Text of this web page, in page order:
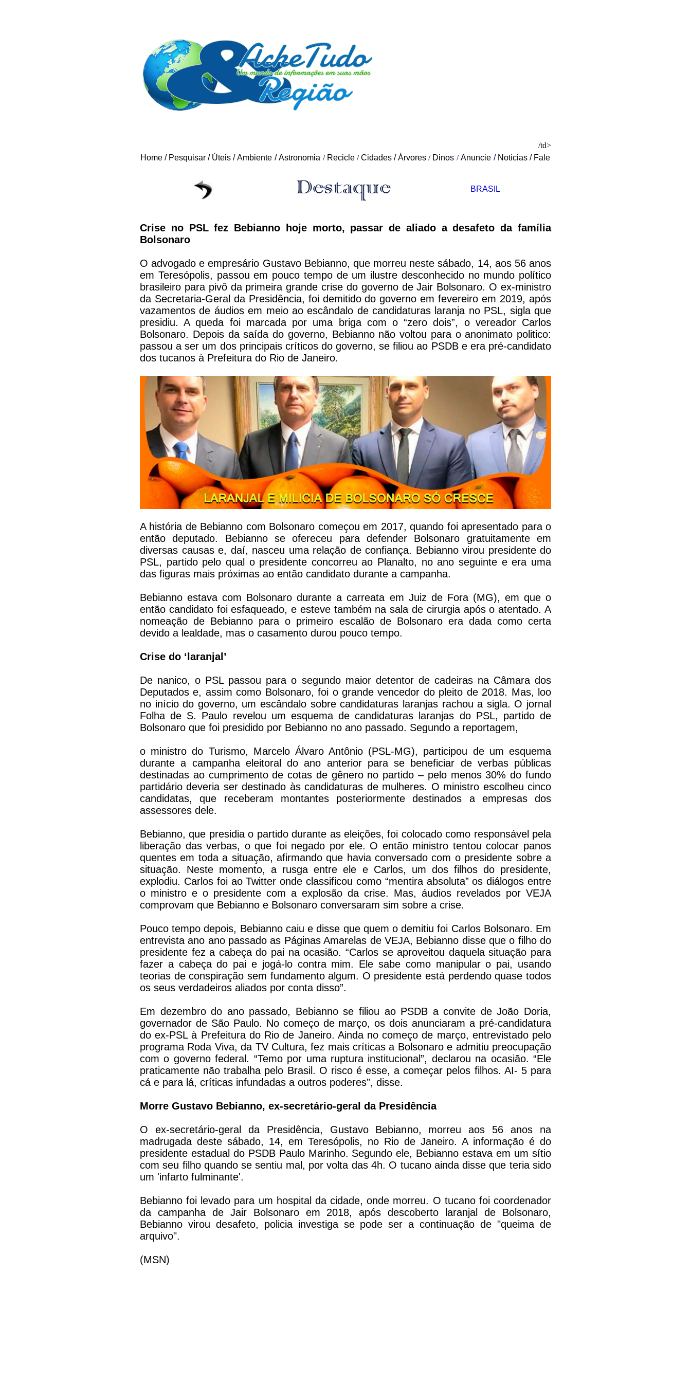
/td>
Home / Pesquisar / Úteis /Ambiente /Astronomia / Recicle /Cidades /Árvores / Dinos /Anuncie / Noticias / Fale
BRASIL
Crise no PSL fez Bebianno hoje morto, passar de aliado a desafeto da família
Bolsonaro
O advogado e empresário Gustavo Bebianno, que morreu neste sábado, 14, aos 56 anos
em Teresópolis, passou em pouco tempo de um ilustre desconhecido no mundo político
brasileiro para pivô da primeira grande crise do governo de Jair Bolsonaro. O ex-ministro
da Secretaria-Geral da Presidência, foi demitido do governo em fevereiro em 2019, após
vazamentos de áudios em meio ao escândalo de candidaturas laranja no PSL, sigla que
presidiu. A queda foi marcada por uma briga com o “zero dois”, o vereador Carlos
Bolsonaro. Depois da saída do governo, Bebianno não voltou para o anonimato politico:
passou a ser um dos principais críticos do governo, se filiou ao PSDB e era pré-candidato
dos tucanos à Prefeitura do Rio de Janeiro.
A história de Bebianno com Bolsonaro começou em 2017, quando foi apresentado para o
então deputado. Bebianno se ofereceu para defender Bolsonaro gratuitamente em
diversas causas e, daí, nasceu uma relação de confiança. Bebianno virou presidente do
PSL, partido pelo qual o presidente concorreu ao Planalto, no ano seguinte e era uma
das figuras mais próximas ao então candidato durante a campanha.
Bebianno estava com Bolsonaro durante a carreata em Juiz de Fora (MG), em que o
então candidato foi esfaqueado, e esteve também na sala de cirurgia após o atentado. A
nomeação de Bebianno para o primeiro escalão de Bolsonaro era dada como certa
devido a lealdade, mas o casamento durou pouco tempo.
Crise do ‘laranjal’
De nanico, o PSL passou para o segundo maior detentor de cadeiras na Câmara dos
Deputados e, assim como Bolsonaro, foi o grande vencedor do pleito de 2018. Mas, loo
no início do governo, um escândalo sobre candidaturas laranjas rachou a sigla. O jornal
Folha de S. Paulo revelou um esquema de candidaturas laranjas do PSL, partido de
Bolsonaro que foi presidido por Bebianno no ano passado. Segundo a reportagem,
o ministro do Turismo, Marcelo Álvaro Antônio (PSL-MG), participou de um esquema
durante a campanha eleitoral do ano anterior para se beneficiar de verbas públicas
destinadas ao cumprimento de cotas de gênero no partido – pelo menos 30% do fundo
partidário deveria ser destinado às candidaturas de mulheres. O ministro escolheu cinco
candidatas, que receberam montantes posteriormente destinados a empresas dos
assessores dele.
Bebianno, que presidia o partido durante as eleições, foi colocado como responsável pela
liberação das verbas, o que foi negado por ele. O então ministro tentou colocar panos
quentes em toda a situação, afirmando que havia conversado com o presidente sobre a
situação. Neste momento, a rusga entre ele e Carlos, um dos filhos do presidente,
explodiu. Carlos foi ao Twitter onde classificou como “mentira absoluta” os diálogos entre
o ministro e o presidente com a explosão da crise. Mas, áudios revelados por VEJA
comprovam que Bebianno e Bolsonaro conversaram sim sobre a crise.
Pouco tempo depois, Bebianno caiu e disse que quem o demitiu foi Carlos Bolsonaro. Em
entrevista ano ano passado as Páginas Amarelas de VEJA, Bebianno disse que o filho do
presidente fez a cabeça do pai na ocasião. “Carlos se aproveitou daquela situação para
fazer a cabeça do pai e jogá-­lo contra mim. Ele sabe como manipular o pai, usando
teorias de conspiração sem fundamento algum. O presidente está perdendo quase todos
os seus verdadeiros aliados por conta disso”.
Em dezembro do ano passado, Bebianno se filiou ao PSDB a convite de João Doria,
governador de São Paulo. No começo de março, os dois anunciaram a pré-candidatura
do ex-PSL à Prefeitura do Rio de Janeiro. Ainda no começo de março, entrevistado pelo
programa Roda Viva, da TV Cultura, fez mais críticas a Bolsonaro e admitiu preocupação
com o governo federal. “Temo por uma ruptura institucional”, declarou na ocasião. “Ele
praticamente não trabalha pelo Brasil. O risco é esse, a começar pelos filhos. AI- 5 para
cá e para lá, críticas infundadas a outros poderes”, disse.
Morre Gustavo Bebianno, ex-secretário-geral da Presidência
O ex-secretário-geral da Presidência, Gustavo Bebianno, morreu aos 56 anos na
madrugada deste sábado, 14, em Teresópolis, no Rio de Janeiro. A informação é do
presidente estadual do PSDB Paulo Marinho. Segundo ele, Bebianno estava em um sítio
com seu filho quando se sentiu mal, por volta das 4h. O tucano ainda disse que teria sido
um 'infarto fulminante'.
Bebianno foi levado para um hospital da cidade, onde morreu. O tucano foi coordenador
da campanha de Jair Bolsonaro em 2018, após descoberto laranjal de Bolsonaro,
Bebianno virou desafeto, policia investiga se pode ser a continuação de "queima de
arquivo".
(MSN)